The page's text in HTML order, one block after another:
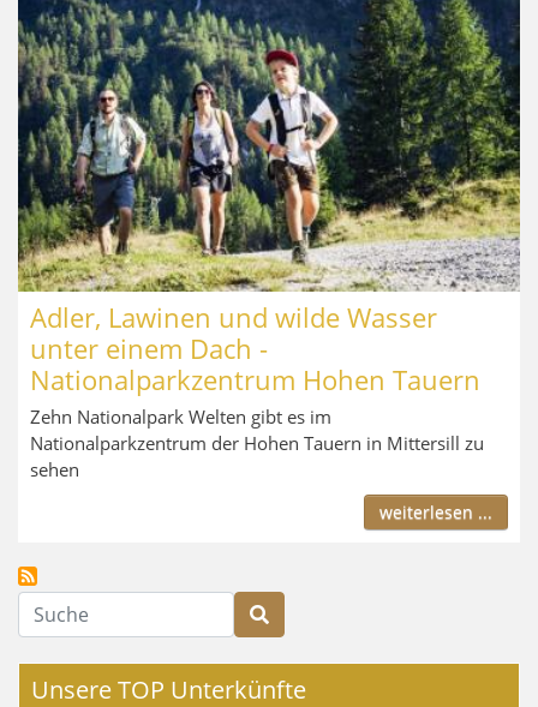
Adler, Lawinen und wilde Wasser
unter einem Dach -
Nationalparkzentrum Hohen Tauern
Zehn Nationalpark Welten gibt es im
Nationalparkzentrum der Hohen Tauern in Mittersill zu
sehen
weiterlesen ...
Suche
Unsere TOP Unterkünfte